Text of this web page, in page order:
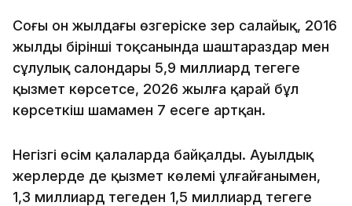
Соңғы он жылдағы өзгеріске зер салайық, 2016
жылдың бірінші тоқсанында шаштараздар мен
сұлулық салондары 5,9 миллиард теңгеге
қызмет көрсетсе, 2026 жылға қарай бұл
көрсеткіш шамамен 7 есеге артқан.
Негізгі өсім қалаларда байқалды. Ауылдық
жерлерде де қызмет көлемі ұлғайғанымен,
1,3 миллиард теңгеден 1,5 миллиард теңгеге